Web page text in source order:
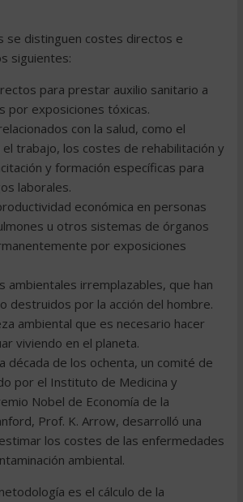
se distinguen costes directos e
siguientes:
para prestar auxilio sanitario a
por exposiciones tóxicas.
con la salud, como el
trabajo, los costes de rehabilitación y
y formación específicas para
laborales.
económica en personas
u otros sistemas de órganos
por exposiciones
ambientales irremplazables, que han
destruidos por la acción del hombre.
ambiental que es necesario hacer
viviendo en el planeta.
década de los ochenta, un comité de
por el Instituto de Medicina y
Nobel de Economía de la
Prof. K. Arrow, desarrolló una
los costes de las enfermedades
ambiental.
es el cálculo de la